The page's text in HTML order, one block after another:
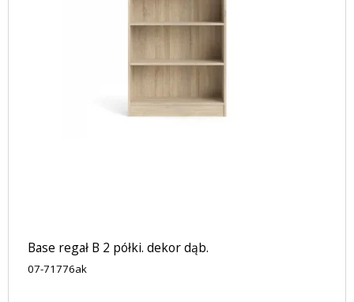
Base regał B 2 półki. dekor dąb.
07-71776ak